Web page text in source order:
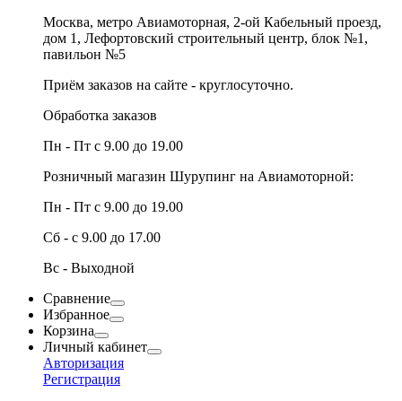
Москва, метро Авиамоторная, 2-ой Кабельный проезд,
дом 1, Лефортовский строительный центр, блок №1,
павильон №5
Приём заказов на сайте - круглосуточно.
Обработка заказов
Пн - Пт с 9.00 до 19.00
Розничный магазин Шурупинг на Авиамоторной:
Пн - Пт с 9.00 до 19.00
Сб - с 9.00 до 17.00
Вс - Выходной
Сравнение
Избранное
Корзина
Личный кабинет
Авторизация
Регистрация